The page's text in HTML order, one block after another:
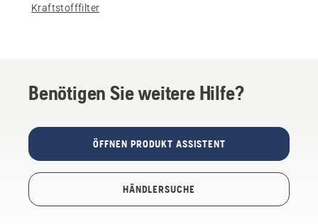
Kraftstofffilter
Benötigen Sie weitere Hilfe?
ÖFFNEN PRODUKT ASSISTENT
HÄNDLERSUCHE